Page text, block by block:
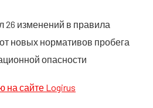
26 изменений в правила
новых нормативов пробега
опасности
на сайте Logirus